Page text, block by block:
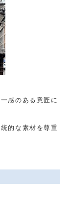
感のある意匠に
的な素材を尊重